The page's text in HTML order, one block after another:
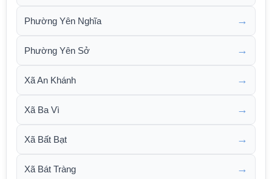
Phường Yên Nghĩa →
Phường Yên Sở →
Xã An Khánh →
Xã Ba Vì →
Xã Bất Bạt →
Xã Bát Tràng →